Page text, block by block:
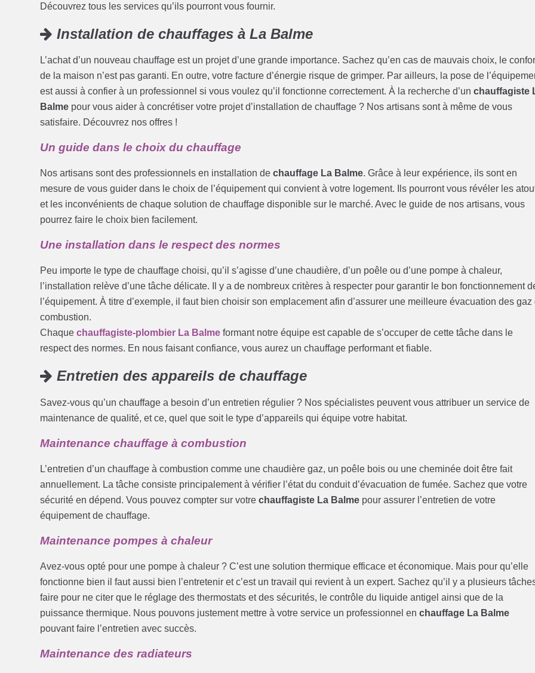
Découvrez tous les services qu’ils pourront vous fournir.
Installation de chauffages à La Balme
L’achat d’un nouveau chauffage est un projet d’une grande importance. Sachez qu’en cas de mauvais choix, le
de la maison n’est pas garanti. En outre, votre facture d’énergie risque de grimper. Par ailleurs, la pose de
est aussi à confier à un professionnel si vous voulez qu’il fonctionne correctement. À la recherche d’unchauffagiste
Balme pour vous aider à concrétiser votre projet d’installation de chauffage ? Nos artisans sont à même de vous
satisfaire. Découvrez nos offres !
Un guide dans le choix du chauffage
Nos artisans sont des professionnels en installation dechauffage La Balme. Grâce à leur expérience, ils sont en
mesure de vous guider dans le choix de l’équipement qui convient à votre logement. Ils pourront vous révéler les
et les inconvénients de chaque solution de chauffage disponible sur le marché. Avec le guide de nos artisans, vous
pourrez faire le choix bien facilement.
Une installation dans le respect des normes
Peu importe le type de chauffage choisi, qu’il s’agisse d’une chaudière, d’un poêle ou d’une pompe à chaleur,
l’installation relève d’une tâche délicate. Il y a de nombreux critères à respecter pour garantir le bon fonctionnement
l’équipement. À titre d’exemple, il faut bien choisir son emplacement afin d’assurer une meilleure évacuation des gaz
combustion.
Chaquechauffagiste-plombier La Balme formant notre équipe est capable de s’occuper de cette tâche dans le
respect des normes. En nous faisant confiance, vous aurez un chauffage performant et fiable.
Entretien des appareils de chauffage
Savez-vous qu’un chauffage a besoin d’un entretien régulier ? Nos spécialistes peuvent vous attribuer un service de
maintenance de qualité, et ce, quel que soit le type d’appareils qui équipe votre habitat.
Maintenance chauffage à combustion
L’entretien d’un chauffage à combustion comme une chaudière gaz, un poêle bois ou une cheminée doit être fait
annuellement. La tâche consiste principalement à vérifier l’état du conduit d’évacuation de fumée. Sachez que votre
sécurité en dépend. Vous pouvez compter sur votrechauffagiste La Balme pour assurer l’entretien de votre
équipement de chauffage.
Maintenance pompes à chaleur
Avez-vous opté pour une pompe à chaleur ? C’est une solution thermique efficace et économique. Mais pour qu’elle
fonctionne bien il faut aussi bien l’entretenir et c’est un travail qui revient à un expert. Sachez qu’il y a plusieurs
faire pour ne citer que le réglage des thermostats et des sécurités, le contrôle du liquide antigel ainsi que de la
puissance thermique. Nous pouvons justement mettre à votre service un professionnel enchauffage La Balme
pouvant faire l’entretien avec succès.
Maintenance des radiateurs